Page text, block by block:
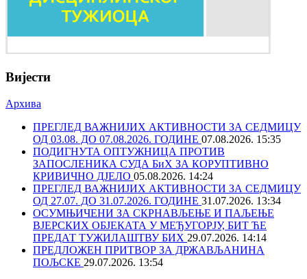
Вијести
Архива
ПРЕГЛЕД ВАЖНИЈИХ АКТИВНОСТИ ЗА СЕДМИЦУ
ОД 03.08. ДО 07.08.2026. ГОДИНЕ 07.08.2026. 15:35
ПОДИГНУТА ОПТУЖНИЦА ПРОТИВ
ЗАПОСЛЕНИКА СУДА БиХ ЗА КОРУПТИВНО
КРИВИЧНО ДЈЕЛО 05.08.2026. 14:24
ПРЕГЛЕД ВАЖНИЈИХ АКТИВНОСТИ ЗА СЕДМИЦУ
ОД 27.07. ДО 31.07.2026. ГОДИНЕ 31.07.2026. 13:34
ОСУМЊИЧЕНИ ЗА СКРНАВЉЕЊЕ И ПАЉЕЊЕ
ВЈЕРСКИХ ОБЈЕКАТА У МЕЂУГОРЈУ, БИТ ЋЕ
ПРЕДАТ ТУЖИЛАШТВУ БИХ 29.07.2026. 14:14
ПРЕДЛОЖЕН ПРИТВОР ЗА ДРЖАВЉАНИНА
ПОЉСКЕ 29.07.2026. 13:54